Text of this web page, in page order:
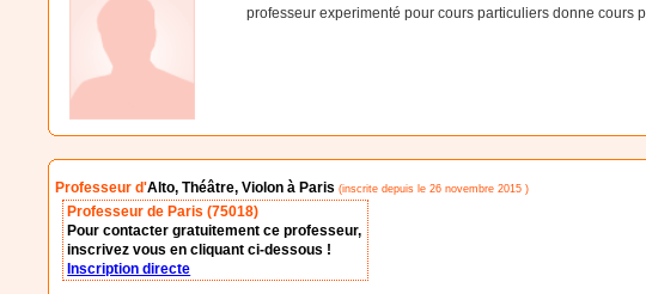
professeur experimenté pour cours particuliers donne cours
Professeur d'Alto, Théâtre, Violon à Paris (inscrite depuis le 26 novembre 2015 )
Professeur de Paris (75018)
Pour contacter gratuitement ce professeur,
inscrivez vous en cliquant ci-dessous !
Inscription directe